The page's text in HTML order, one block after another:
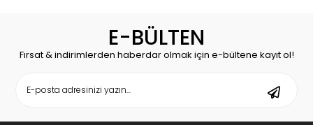
E-BÜLTEN
Fırsat & indirimlerden haberdar olmak için e-bültene kayıt ol!